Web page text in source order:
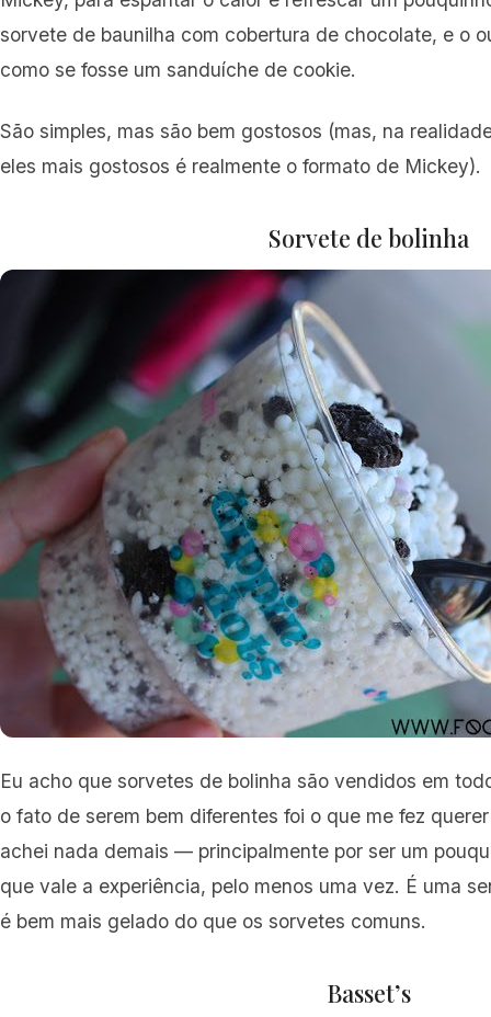
sorvete de baunilha com cobertura de chocolate, e o
como se fosse um sanduíche de cookie.
São simples, mas são bem gostosos (mas, na
eles mais gostosos é realmente o formato de Mickey).
Sorvete de bolinha
Eu acho que sorvetes de bolinha são vendidos em
o fato de serem bem diferentes foi o que me fez
achei nada demais — principalmente por ser um
que vale a experiência, pelo menos uma vez. É uma
é bem mais gelado do que os sorvetes comuns.
Basset’s